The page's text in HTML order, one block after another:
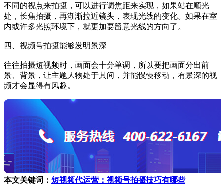
不同的视点来拍摄，可以进行调焦距来实现，如果站在顺光
处，长焦拍摄，再渐渐拉近镜头，表现光线的变化。如果在室
内或许多光照环境下，就更加要留意光线的方向了。
四、视频号拍摄能够发明景深
往往拍摄短视频时，画面会十分单调，所以要把画面分出前
景、背景，让主题人物处于其间，并能慢慢移动，有景深的视
频才会显得有风趣。
本文关键词： 短视频代运营：视频号拍摄技巧有哪些